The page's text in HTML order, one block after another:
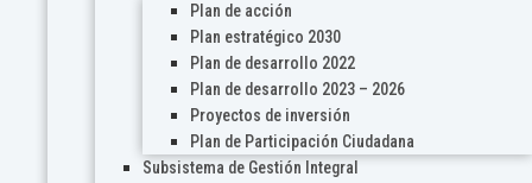
Plan de acción
Plan estratégico 2030
Plan de desarrollo 2022
Plan de desarrollo 2023 – 2026
Proyectos de inversión
Plan de Participación Ciudadana
Subsistema de Gestión Integral